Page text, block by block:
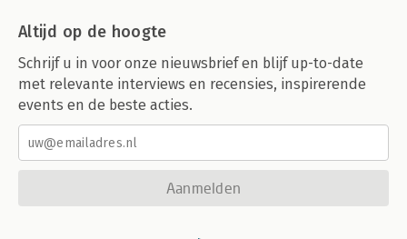
Altijd op de hoogte
Schrijf u in voor onze nieuwsbrief en blijf up-to-date
met relevante interviews en recensies, inspirerende
events en de beste acties.
Aanmelden